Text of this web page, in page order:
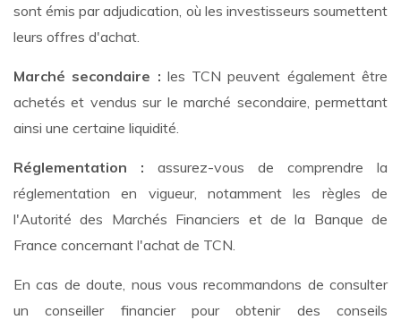
sont émis par adjudication, où les investisseurs soumettent
leurs offres d'achat.
Marché secondaire : les TCN peuvent également être
achetés et vendus sur le marché secondaire, permettant
ainsi une certaine liquidité.
Réglementation : assurez-vous de comprendre la
réglementation en vigueur, notamment les règles de
l'Autorité des Marchés Financiers et de la Banque de
France concernant l'achat de TCN.
En cas de doute, nous vous recommandons de consulter
un conseiller financier pour obtenir des conseils